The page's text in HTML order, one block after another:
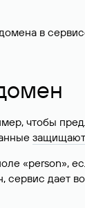
в
чтобы
«person»,
сервис